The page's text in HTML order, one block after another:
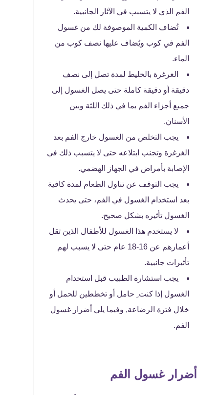
الفم الذي لا يتسبب في الآثار الجانبية.
تُضاف الكمية الموصوفة لك من غسول
الفم في كوب ويُضاف عليها نصف كوب من
الماء.
الغرغرة بالخليط لمدة تصل إلى نصف
دقيقة أو دقيقة كاملة حتى يصل الغسول إلى
جميع أجزاء الفم بما في ذلك اللثة وبين
الأسنان.
يجب التخلص من الغسول خارج الفم بعد
الغرغرة وتجنب ابتلاعه حتى لا يتسبب ذلك في
الإصابة بأمراض في الجهاز الهضمي.
يجب التوقف عن تناول الطعام لمدة كافية
بعد استخدام الغسول في الفم، حتى يحدث
الغسول تأثيره بشكل صحيح.
لا يستخدم هذا الغسول للأطفال الذين تقل
أعمارهم عن 16-18 عام حتى لا يسبب لهم
تأثيرات جانبية.
يجب استشارة الطبيب قبل استخدام
الغسول إذا كنت ِ حامل أو تخططين للحمل أو
خلال فترة الرضاعة, وفيما يلي أضرار غسول
الفم.
أضرار غسول الفم